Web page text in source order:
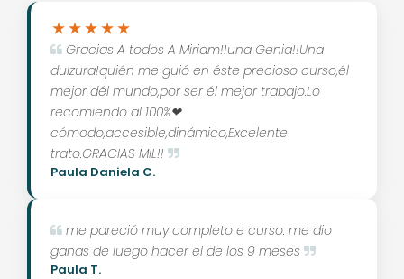
Gracias A todos A Miriam!!una Genia!!Una
dulzura!quién me guió en éste precioso curso,él
mejor dél mundo,por ser él mejor trabajo.Lo
recomiendo al 100%❤
cómodo,accesible,dinámico,Excelente
trato.GRACIAS MIL!!
Paula Daniela C.
me pareció muy completo e curso. me dio
ganas de luego hacer el de los 9 meses
Paula T.